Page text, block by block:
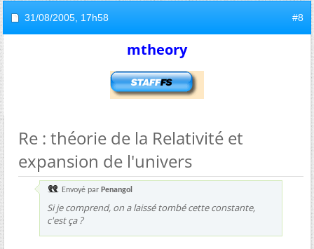
31/08/2005, 17h58 #8
mtheory
Re : théorie de la Relativité et
expansion de l'univers
Envoyé par Penangol
Si je comprend, on a laissé tombé cette constante,
c'est ça ?